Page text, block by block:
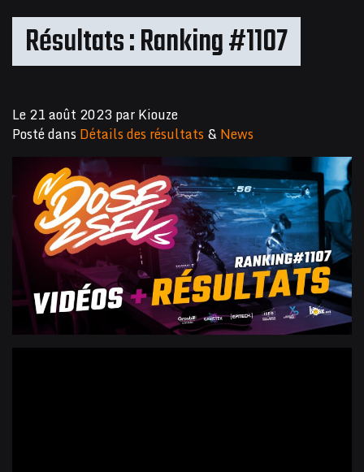
Résultats : Ranking #1107
Le21 août 2023parKiouze
Posté dansDétails des résultats& News